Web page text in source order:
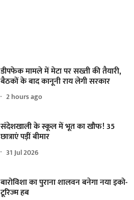
डीपफेक मामले में मेटा पर सख्ती की तैयारी,
बैठकों के बाद कानूनी राय लेगी सरकार
2 hours ago
संदेशखाली के स्कूल में भूत का खौफ! 35
छात्राएं पड़ीं बीमार
31 Jul 2026
बारोविशा का पुराना शालवन बनेगा नया इको-
टूरिज्म हब